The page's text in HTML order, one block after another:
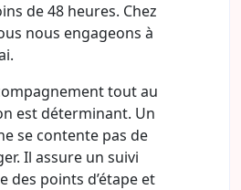
de 48 heures. Chez
nous engageons à
tout au
est déterminant. Un
se contente pas de
Il assure un suivi
des points d’étape et